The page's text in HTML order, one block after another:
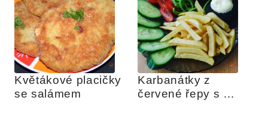
Květákové placičky
se salámem
Karbanátky z
červené řepy s